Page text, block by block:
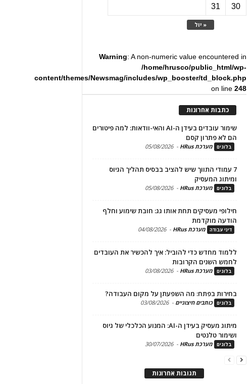
« יול
30
31
Warning: A non-numeric value encountered in
/home/hrusco/public_html/wp-
content/themes/Newsmag/includes/wp_booster/td_block.php
on line248
כתבות אחרונות
שימור עובדים בעידן ה-AI והאי-וודאות: למה פיטורים
הם לא פתרון קסם
בלוגים מערכת HRus -
05/08/2026
7 עמודי התווך שיש להציב בבסיס תהליך הגיוס
ומיתוג המעסיק
בלוגים מערכת HRus -
05/08/2026
חילופי מעסיקים תחת אותו גג: חובת שימוע וחלף
הודעה מוקדמת
דיני עבודה מערכת HRus -
04/08/2026
ללמוד מחדש כדי להוביל: איך להכשיר את העובדים
לחמש השנים הקרובות
בלוגים מערכת HRus -
03/08/2026
בחירות בפתח: מה השפעתן על מקום העבודה?
בלוגים כותבים חיצוניים -
03/08/2026
מיתוג מעסיק בעידן ה-AI: המנוע הכלכלי של גיוס
ושימור טלנטים
בלוגים מערכת HRus -
30/07/2026
תגובות אחרונות